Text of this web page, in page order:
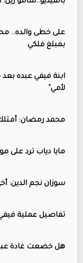
على خطى والده..
بمبلغ فلكي
ابنة فيفي عبده بعد
لأمي"
محمد رمضان:
مايا دياب ترد على
سوزان نجم
تفاصيل عملية
هل خضعت غادة عبد